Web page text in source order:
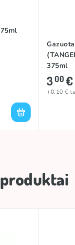
375ml
300€
+0.10 €